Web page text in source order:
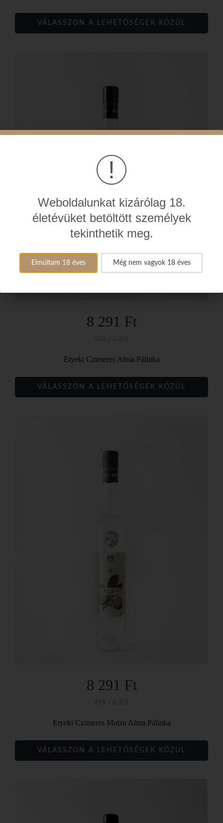
VÁLASSZON A LEHETŐSÉGEK KÖZÜL
8 291 Ft
Etyeki Czimeres Alma Pálinka
VÁLASSZON A LEHETŐSÉGEK KÖZÜL
8 291 Ft
Etyeki Czimeres Mutsu Alma Pálinka
VÁLASSZON A LEHETŐSÉGEK KÖZÜL
!
Weboldalunkat kizárólag 18.
életévüket betöltött személyek
tekinthetik meg.
Elmúltam 18 éves Még nem vagyok 18 éves